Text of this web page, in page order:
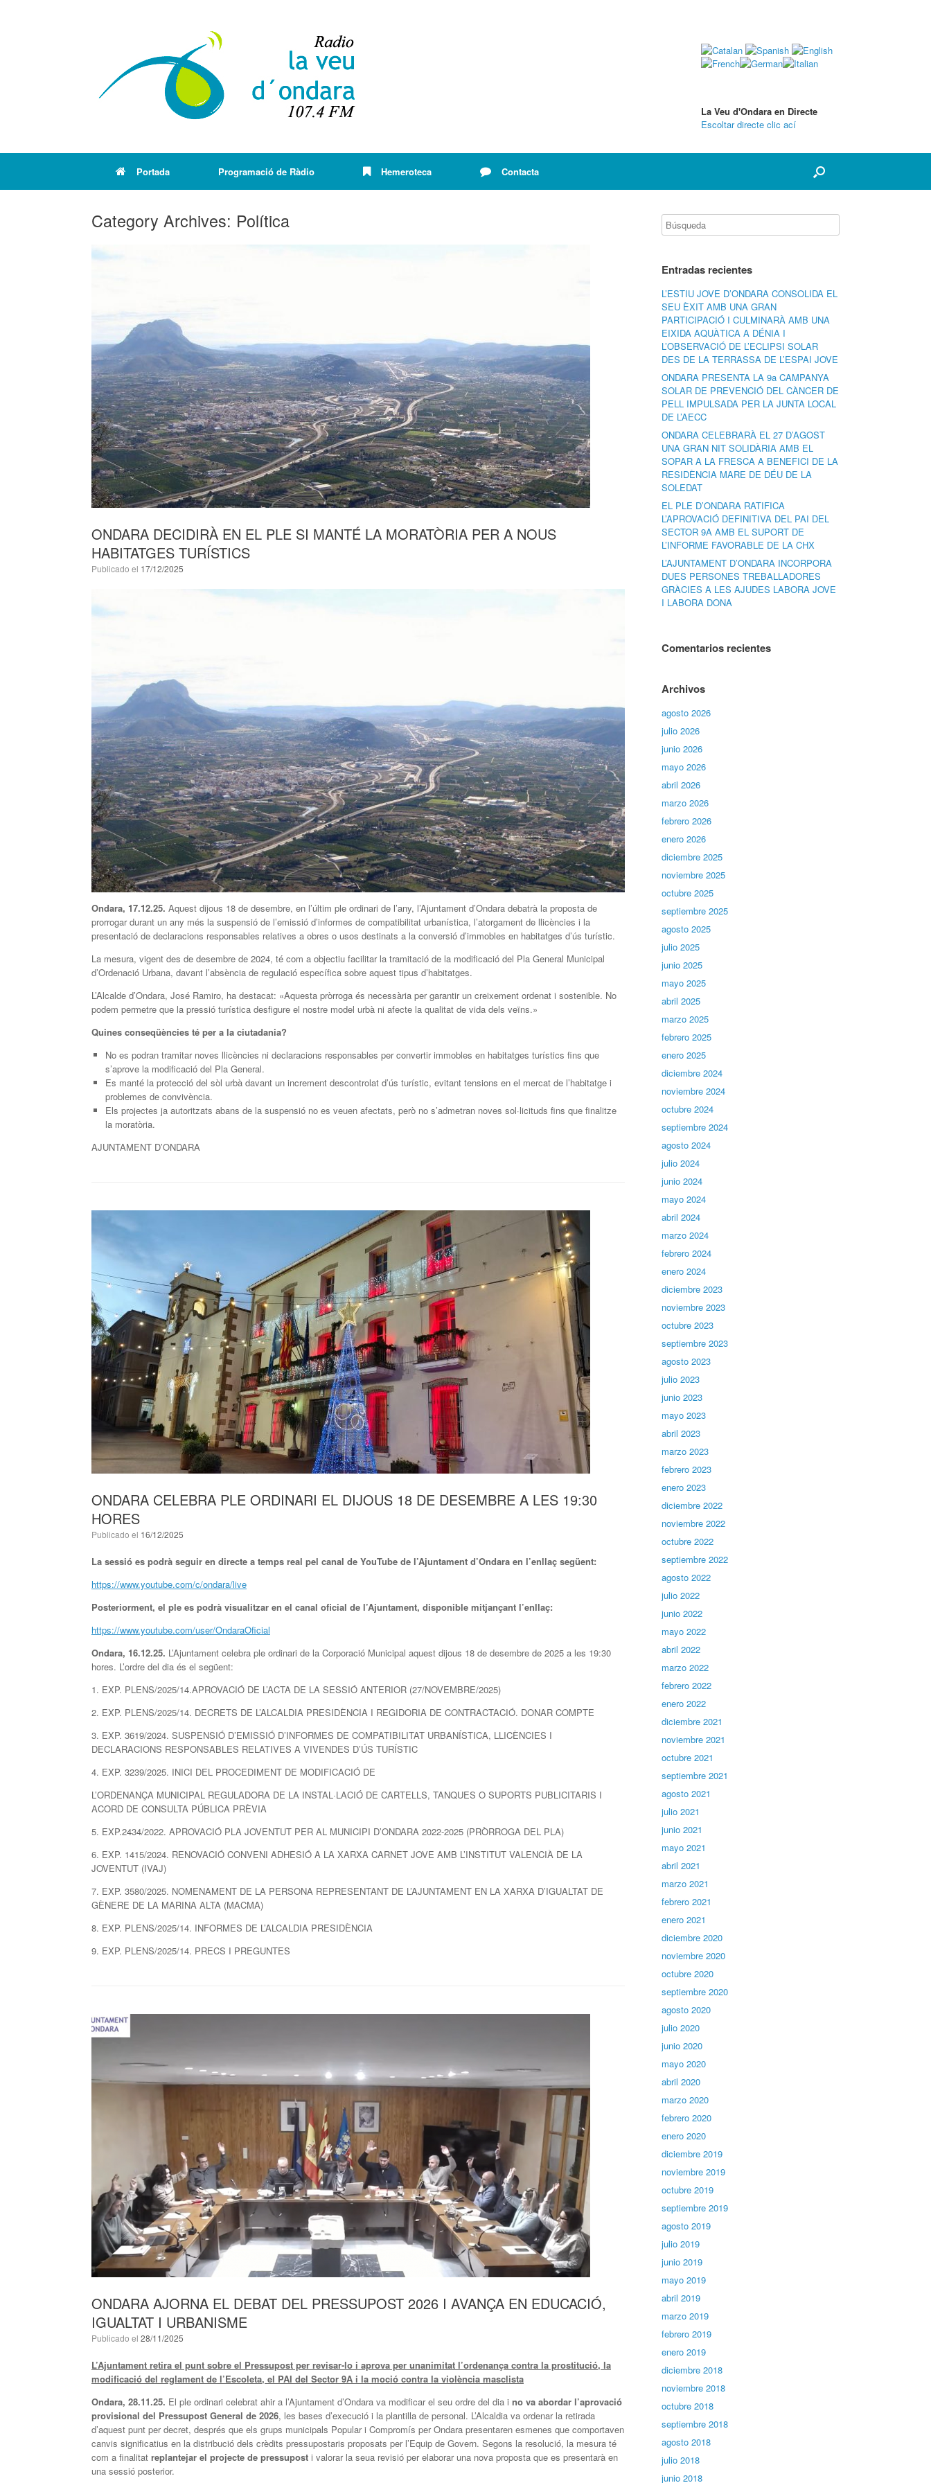
La Veu d'Ondara en Directe
Escoltar directe clic ací
Portada Programació de Ràdio Hemeroteca Contacta
Category Archives: Política
ONDARA DECIDIRÀ EN EL PLE SI MANTÉ LA MORATÒRIA PER A NOUS
HABITATGES TURÍSTICS
Publicado el 17/12/2025
Ondara, 17.12.25. Aquest dijous 18 de desembre, en l’últim ple ordinari de l’any, l’Ajuntament d’Ondara debatrà la proposta de
prorrogar durant un any més la suspensió de l’emissió d’informes de compatibilitat urbanística, l’atorgament de llicències i la
presentació de declaracions responsables relatives a obres o usos destinats a la conversió d’immobles en habitatges d’ús turístic.
La mesura, vigent des de desembre de 2024, té com a objectiu facilitar la tramitació de la modificació del Pla General Municipal
d’Ordenació Urbana, davant l’absència de regulació específica sobre aquest tipus d’habitatges.
L’Alcalde d’Ondara, José Ramiro, ha destacat: «Aquesta pròrroga és necessària per garantir un creixement ordenat i sostenible. No
podem permetre que la pressió turística desfigure el nostre model urbà ni afecte la qualitat de vida dels veïns.»
Quines conseqüències té per a la ciutadania?
No es podran tramitar noves llicències ni declaracions responsables per convertir immobles en habitatges turístics fins que
s’aprove la modificació del Pla General.
Es manté la protecció del sòl urbà davant un increment descontrolat d’ús turístic, evitant tensions en el mercat de l’habitatge i
problemes de convivència.
Els projectes ja autoritzats abans de la suspensió no es veuen afectats, però no s’admetran noves sol·licituds fins que finalitze
la moratòria.
AJUNTAMENT D’ONDARA
ONDARA CELEBRA PLE ORDINARI EL DIJOUS 18 DE DESEMBRE A LES 19:30
HORES
Publicado el 16/12/2025
La sessió es podrà seguir en directe a temps real pel canal de YouTube de l’Ajuntament d’Ondara en l’enllaç següent:
https://www.youtube.com/c/ondara/live
Posteriorment, el ple es podrà visualitzar en el canal oficial de l’Ajuntament, disponible mitjançant l’enllaç:
https://www.youtube.com/user/OndaraOficial
Ondara, 16.12.25. L’Ajuntament celebra ple ordinari de la Corporació Municipal aquest dijous 18 de desembre de 2025 a les 19:30
hores. L’ordre del dia és el següent:
1. EXP. PLENS/2025/14.APROVACIÓ DE L’ACTA DE LA SESSIÓ ANTERIOR (27/NOVEMBRE/2025)
2. EXP. PLENS/2025/14. DECRETS DE L’ALCALDIA PRESIDÈNCIA I REGIDORIA DE CONTRACTACIÓ. DONAR COMPTE
3. EXP. 3619/2024. SUSPENSIÓ D’EMISSIÓ D’INFORMES DE COMPATIBILITAT URBANÍSTICA, LLICÈNCIES I
DECLARACIONS RESPONSABLES RELATIVES A VIVENDES D’ÚS TURÍSTIC
4. EXP. 3239/2025. INICI DEL PROCEDIMENT DE MODIFICACIÓ DE
L’ORDENANÇA MUNICIPAL REGULADORA DE LA INSTAL·LACIÓ DE CARTELLS, TANQUES O SUPORTS PUBLICITARIS I
ACORD DE CONSULTA PÚBLICA PRÈVIA
5. EXP.2434/2022. APROVACIÓ PLA JOVENTUT PER AL MUNICIPI D’ONDARA 2022-2025 (PRÒRROGA DEL PLA)
6. EXP. 1415/2024. RENOVACIÓ CONVENI ADHESIÓ A LA XARXA CARNET JOVE AMB L’INSTITUT VALENCIÀ DE LA
JOVENTUT (IVAJ)
7. EXP. 3580/2025. NOMENAMENT DE LA PERSONA REPRESENTANT DE L’AJUNTAMENT EN LA XARXA D’IGUALTAT DE
GÈNERE DE LA MARINA ALTA (MACMA)
8. EXP. PLENS/2025/14. INFORMES DE L’ALCALDIA PRESIDÈNCIA
9. EXP. PLENS/2025/14. PRECS I PREGUNTES
ONDARA AJORNA EL DEBAT DEL PRESSUPOST 2026 I AVANÇA EN EDUCACIÓ,
IGUALTAT I URBANISME
Publicado el 28/11/2025
L’Ajuntament retira el punt sobre el Pressupost per revisar-lo i aprova per unanimitat l’ordenança contra la prostitució, la
modificació del reglament de l’Escoleta, el PAI del Sector 9A i la moció contra la violència masclista
Ondara, 28.11.25. El ple ordinari celebrat ahir a l’Ajuntament d’Ondara va modificar el seu ordre del dia i no va abordar l’aprovació
provisional del Pressupost General de 2026, les bases d’execució i la plantilla de personal. L’Alcaldia va ordenar la retirada
d’aquest punt per decret, després que els grups municipals Popular i Compromís per Ondara presentaren esmenes que comportaven
canvis significatius en la distribució dels crèdits pressupostaris proposats per l’Equip de Govern. Segons la resolució, la mesura té
com a finalitat replantejar el projecte de pressupost i valorar la seua revisió per elaborar una nova proposta que es presentarà en
una sessió posterior.
Entradas recientes
L’ESTIU JOVE D’ONDARA CONSOLIDA EL
SEU ÈXIT AMB UNA GRAN
PARTICIPACIÓ I CULMINARÀ AMB UNA
EIXIDA AQUÀTICA A DÉNIA I
L’OBSERVACIÓ DE L’ECLIPSI SOLAR
DES DE LA TERRASSA DE L’ESPAI JOVE
ONDARA PRESENTA LA 9a CAMPANYA
SOLAR DE PREVENCIÓ DEL CÀNCER DE
PELL IMPULSADA PER LA JUNTA LOCAL
DE L’AECC
ONDARA CELEBRARÀ EL 27 D’AGOST
UNA GRAN NIT SOLIDÀRIA AMB EL
SOPAR A LA FRESCA A BENEFICI DE LA
RESIDÈNCIA MARE DE DÉU DE LA
SOLEDAT
EL PLE D’ONDARA RATIFICA
L’APROVACIÓ DEFINITIVA DEL PAI DEL
SECTOR 9A AMB EL SUPORT DE
L’INFORME FAVORABLE DE LA CHX
L’AJUNTAMENT D’ONDARA INCORPORA
DUES PERSONES TREBALLADORES
GRÀCIES A LES AJUDES LABORA JOVE
I LABORA DONA
Comentarios recientes
Archivos
agosto 2026
julio 2026
junio 2026
mayo 2026
abril 2026
marzo 2026
febrero 2026
enero 2026
diciembre 2025
noviembre 2025
octubre 2025
septiembre 2025
agosto 2025
julio 2025
junio 2025
mayo 2025
abril 2025
marzo 2025
febrero 2025
enero 2025
diciembre 2024
noviembre 2024
octubre 2024
septiembre 2024
agosto 2024
julio 2024
junio 2024
mayo 2024
abril 2024
marzo 2024
febrero 2024
enero 2024
diciembre 2023
noviembre 2023
octubre 2023
septiembre 2023
agosto 2023
julio 2023
junio 2023
mayo 2023
abril 2023
marzo 2023
febrero 2023
enero 2023
diciembre 2022
noviembre 2022
octubre 2022
septiembre 2022
agosto 2022
julio 2022
junio 2022
mayo 2022
abril 2022
marzo 2022
febrero 2022
enero 2022
diciembre 2021
noviembre 2021
octubre 2021
septiembre 2021
agosto 2021
julio 2021
junio 2021
mayo 2021
abril 2021
marzo 2021
febrero 2021
enero 2021
diciembre 2020
noviembre 2020
octubre 2020
septiembre 2020
agosto 2020
julio 2020
junio 2020
mayo 2020
abril 2020
marzo 2020
febrero 2020
enero 2020
diciembre 2019
noviembre 2019
octubre 2019
septiembre 2019
agosto 2019
julio 2019
junio 2019
mayo 2019
abril 2019
marzo 2019
febrero 2019
enero 2019
diciembre 2018
noviembre 2018
octubre 2018
septiembre 2018
agosto 2018
julio 2018
junio 2018